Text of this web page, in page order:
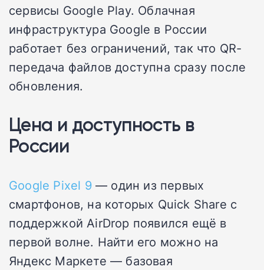
сервисы Google Play. Облачная
инфраструктура Google в России
работает без ограничений, так что QR-
передача файлов доступна сразу после
обновления.
Цена и доступность в
России
Google Pixel 9— один из первых
смартфонов, на которых Quick Share с
поддержкой AirDrop появился ещё в
первой волне. Найти его можно на
Яндекс Маркете — базовая